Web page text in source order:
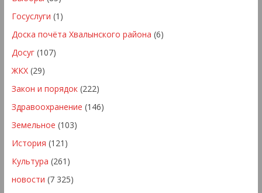
Госуслуги (1)
Доска почёта Хвалынского района (6)
Досуг(107)
ЖКХ(29)
Закон и порядок(222)
Здравоохранение (146)
Земельное (103)
История (121)
Культура (261)
новости (7 325)